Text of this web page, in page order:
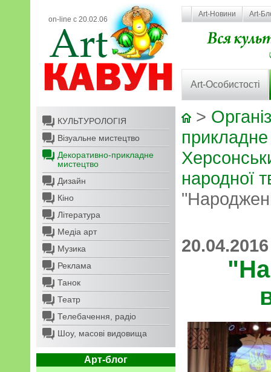
on-line с 20.02.06
Art-Новини Art-
Art-Особистості
КУЛЬТУРОЛОГІЯ
Візуальне мистецтво
Декоративно-прикладне
мистецтво
Дизайн
Кіно
Література
Медіа арт
Музика
Реклама
Танок
Театр
Телебачення, радіо
Шоу, масові видовища
Арт-блог
>
народної